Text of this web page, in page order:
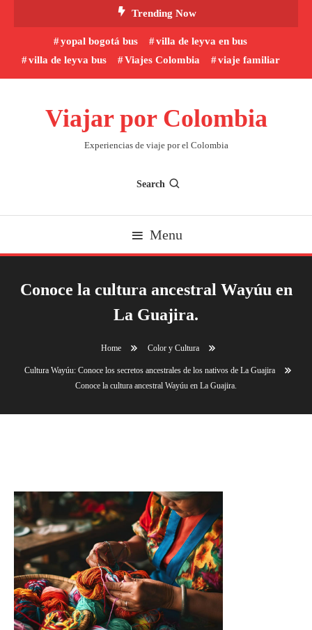
Trending Now
yopal bogotá bus
villa de leyva en bus
villa de leyva bus
Viajes Colombia viaje familiar
Viajar por Colombia
Experiencias de viaje por el Colombia
Search
Menu
Conoce la cultura ancestral Wayúu en
La Guajira.
Home Color y Cultura
Cultura Wayúu: Conoce los secretos ancestrales de los nativos de La Guajira
Conoce la cultura ancestral Wayúu en La Guajira.